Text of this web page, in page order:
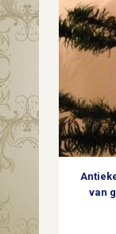
van
dun
glas
in
zilver
van